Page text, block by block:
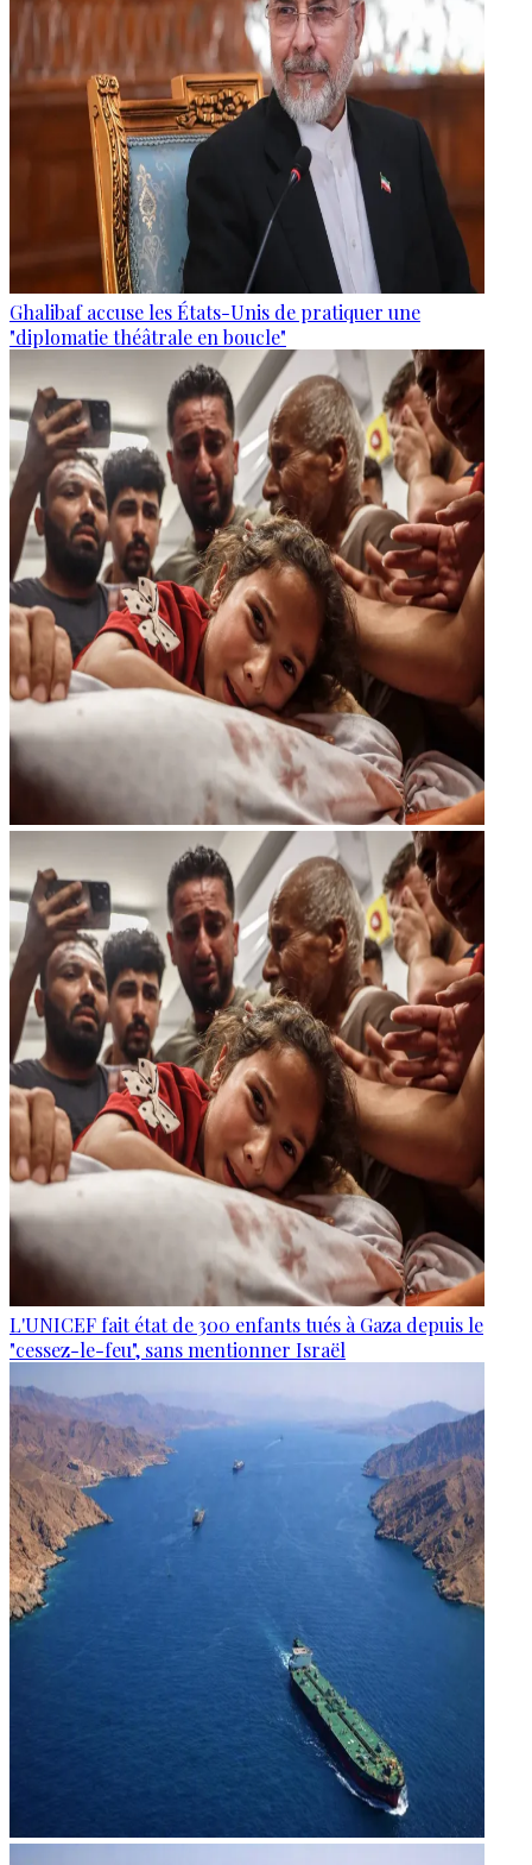
Ghalibaf accuse les États-Unis de pratiquer une
"diplomatie théâtrale en boucle"
L'UNICEF fait état de 300 enfants tués à Gaza depuis le
"cessez-le-feu", sans mentionner Israël